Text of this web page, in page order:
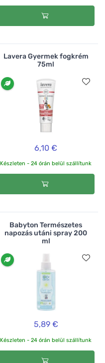
Lavera Gyermek fogkrém
75ml
6,10 €
Készleten - 24 órán belül szállítunk
Babyton Természetes
napozás utáni spray 200
ml
5,89 €
Készleten - 24 órán belül szállítunk